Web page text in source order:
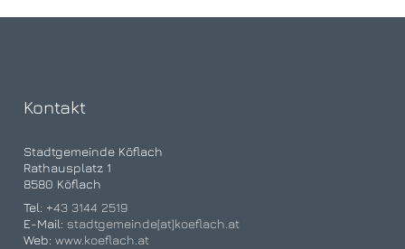
Kontakt
Stadtgemeinde Köflach
Rathausplatz 1
8580 Köflach
Tel: +43 3144 2519
E-Mail: stadtgemeinde[at]koeflach.at
Web:www.koeflach.at